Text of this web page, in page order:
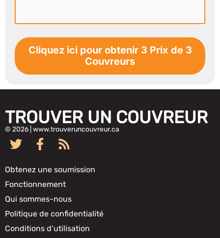
TROUVER UN COUVREUR
© 2026 | www.trouveruncouvreur.ca
Obtenez une soumission
Fonctionnement
Qui sommes-nous
Politique de confidentialité
Conditions d’utilisation